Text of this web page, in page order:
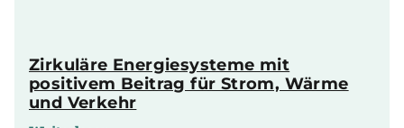
Zirkuläre Energiesysteme mit
positivem Beitrag für Strom, Wärme
und Verkehr